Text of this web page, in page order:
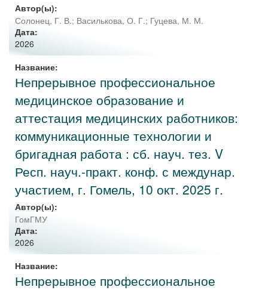
Автор(ы):
Солонец, Г. В.; Василькова, О. Г.; Гуцева, М. М.
Дата:
2026
Название:
Непрерывное профессиональное
медицинское образование и
аттестация медицинских работников:
коммуникационные технологии и
бригадная работа : сб. науч. тез. V
Респ. науч.-практ. конф. с междунар.
участием, г. Гомель, 10 окт. 2025 г.
Автор(ы):
ГомГМУ
Дата:
2026
Название:
Непрерывное профессиональное